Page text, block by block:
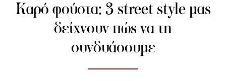
Καρό φούστα: 3 street style μας
δείχνουν πώς να τη
συνδυάσουμε